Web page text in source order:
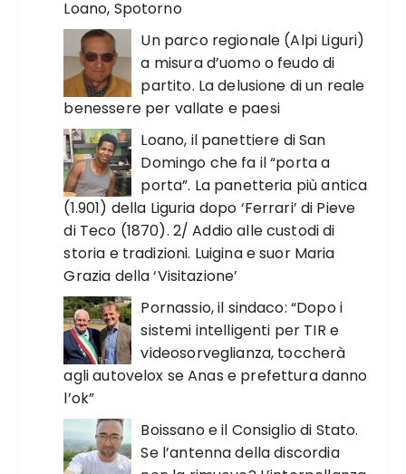
Loano, Spotorno
Un parco regionale (Alpi Liguri)
a misura d’uomo o feudo di
partito. La delusione di un reale
benessere per vallate e paesi
Loano, il panettiere di San
Domingo che fa il “porta a
porta”. La panetteria più antica
(1.901) della Liguria dopo ‘Ferrari’ di Pieve
di Teco (1870). 2/ Addio alle custodi di
storia e tradizioni. Luigina e suor Maria
Grazia della ‘Visitazione’
Pornassio, il sindaco: “Dopo i
sistemi intelligenti per TIR e
videosorveglianza, toccherà
agli autovelox se Anas e prefettura danno
l’ok”
Boissano e il Consiglio di Stato.
Se l’antenna della discordia